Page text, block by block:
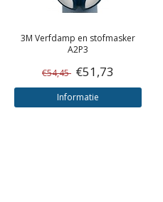
3M Verfdamp en stofmasker
A2P3
€54,45 €51,73
Informatie